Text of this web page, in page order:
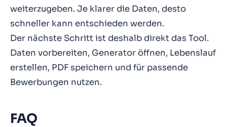
weiterzugeben. Je klarer die Daten, desto
schneller kann entschieden werden.
Der nächste Schritt ist deshalb direkt das Tool.
Daten vorbereiten, Generator öffnen, Lebenslauf
erstellen, PDF speichern und für passende
Bewerbungen nutzen.
FAQ